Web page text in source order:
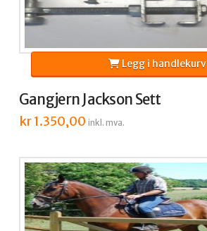
Gangjern Jackson Sett
kr1.350,00 inkl. mva.
Legg i handlekurv